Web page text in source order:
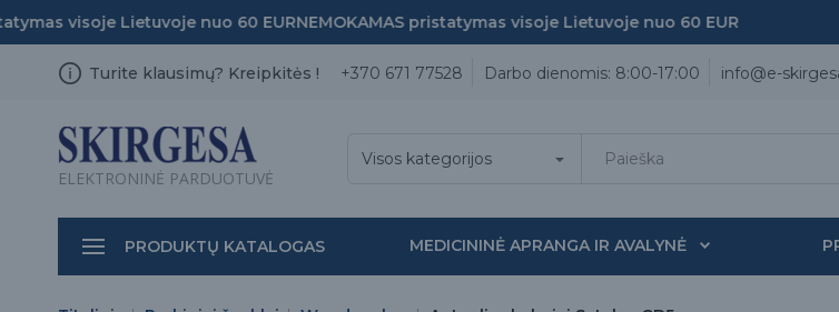
visoje Lietuvoje nuo 60 EURNEMOKAMAS pristatymas visoje Lietuvoje nuo 60 EUR
Turite klausimų? Kreipkitės ! +370 671 77528 Darbo dienomis: 8:00-17:00 info@e-
ELEKTRONINĖ PARDUOTUVĖ
Visos kategorijos
PRODUKTŲ KATALOGAS MEDICININĖ APRANGA IR AVALYNĖ